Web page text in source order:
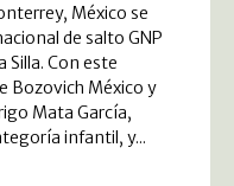
México se
de salto GNP
Silla. Con este
Bozovich México y
Mata García,
infantil, y...